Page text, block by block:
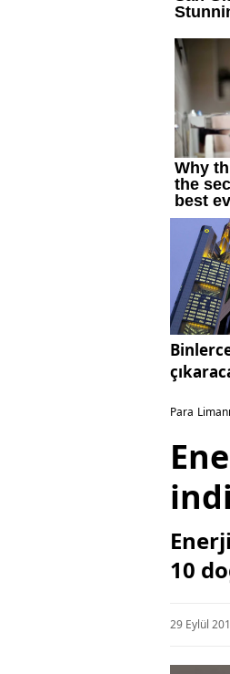
Para Limanı
10
29 Eylül